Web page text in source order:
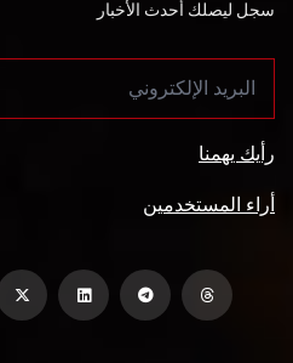
سجل ليصلك أحدث الأخبار
رأيك يهمنا
أراء المستخدمين